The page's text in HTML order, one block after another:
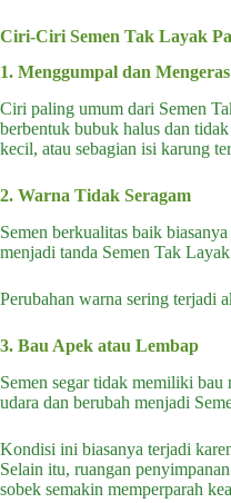
Ciri-Ciri Semen Tak Layak
1. Menggumpal dan
Ciri paling umum dari Semen
berbentuk bubuk halus dan
kecil, atau sebagian isi karung
2. Warna Tidak Seragam
Semen berkualitas baik
menjadi tanda Semen Tak
Perubahan warna sering terjadi
3. Bau Apek atau Lembap
Semen segar tidak memiliki bau
udara dan berubah menjadi
Kondisi ini biasanya terjadi
Selain itu, ruangan
sobek semakin memperparah